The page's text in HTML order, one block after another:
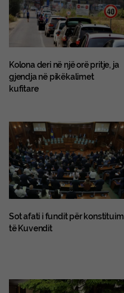
Kolona deri në një orë pritje, ja
gjendja në pikëkalimet
kufitare
Sot afati i fundit për konstituim
të Kuvendit